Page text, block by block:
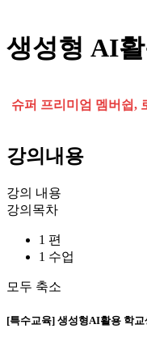
생성형 AI
슈퍼 프리미엄 멤버쉽,
강의내용
강의 내용
강의목차
1 편
1 수업
모두 축소
[특수교육] 생성형AI활용 학